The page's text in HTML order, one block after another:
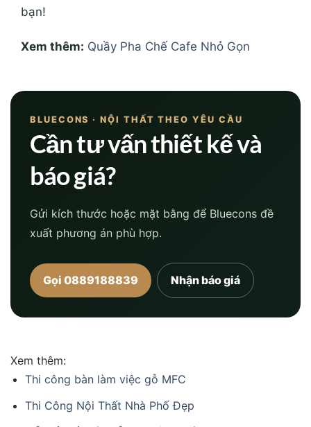
bạn!
Xem thêm: Quầy Pha Chế Cafe Nhỏ Gọn
BLUECONS · NỘI THẤT THEO YÊU CẦU
Cần tư vấn thiết kế và
báo giá?
Gửi kích thước hoặc mặt bằng để Bluecons đề
xuất phương án phù hợp.
Gọi 0889188839 Nhận báo giá
Xem thêm:
Thi công bàn làm việc gỗ MFC
Thi Công Nội Thất Nhà Phố Đẹp